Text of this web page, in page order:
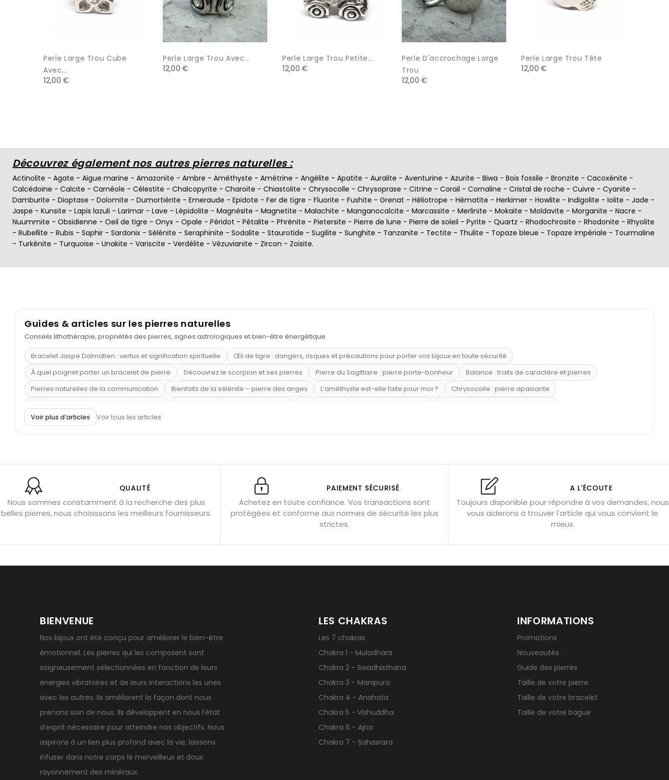
Perle Large Trou Cube
Avec...
12,00 €
Perle Large Trou Avec...
12,00 €
Perle Large Trou Petite...
12,00 €
Perle D'accrochage Large
Trou
12,00 €
Perle Large Trou Tête
12,00 €
Découvrez également nos autres pierres naturelles :
Actinolite - Agate - Aigue marine - Amazonite - Ambre - Améthyste - Amétrine - Angélite - Apatite - Auralite - Aventurine - Azurite - Biwa - Bois fossile - Bronzite - Cacoxénite -
Calcédoine - Calcite - Carnéole - Célestite - Chalcopyrite - Charoïte - Chiastolite - Chrysocolle - Chrysoprase - Citrine - Corail - Cornaline - Cristal de roche - Cuivre - Cyanite -
Damburite - Dioptase - Dolomite - Dumortiérite - Emeraude - Epidote - Fer de tigre - Fluorite - Fushite - Grenat - Héliotrope - Hématite - Herkimer - Howlite - Indigolite - Iolite - Jade -
Jaspe - Kunsite - Lapis lazuli - Larimar - Lave - Lépidolite - Magnésite - Magnetite - Malachite - Manganocalcite - Marcassite - Merlinite - Mokaïte - Moldavite - Morganite - Nacre -
Nuummite - Obsidienne - Oeil de tigre - Onyx - Opale - Péridot - Pétalite - Phrénite - Pietersite - Pierre de lune - Pierre de soleil - Pyrite - Quartz - Rhodochrosite - Rhodonite - Rhyolite
- Rubellite - Rubis - Saphir - Sardonix - Sélénite - Seraphinite - Sodalite - Staurotide - Sugilite - Sunghite - Tanzanite - Tectite - Thulite - Topaze bleue - Topaze impériale - Tourmaline
- Turkénite - Turquoise - Unakite - Variscite - Verdélite - Vézuvianite - Zircon - Zoisite.
Guides & articles sur les pierres naturelles
Conseils lithothérapie, propriétés des pierres, signes astrologiques et bien-être énergétique.
Bracelet Jaspe Dalmatien : vertus et signification spirituelle
Œil de tigre : dangers, risques et précautions pour porter vos bijoux en toute sécurité
À quel poignet porter un bracelet de pierre
Découvrez le scorpion et ses pierres Pierre du Sagittaire : pierre porte-bonheur
Balance : traits de caractère et pierres
Pierres naturelles de la communication
Bienfaits de la sélénite – pierre des anges L’améthyste est-elle faite pour moi ?
Chrysocolle : pierre apaisante
Pierre de lave : propriétés et bienfaits
Obsidienne noire : danger ?
Guide des pierres de protection Associer l’œil de tigre Porter plusieurs bracelets de pierres
Fluorite : pierre la plus colorée
Pierres pour les examens
Pierres anti-déprime Mieux gérer ses émotions Pierres pour l’automne Bijoux de méditation
Bracelets de perles pour homme
Porter l’œil de tigre
Géode d’améthyste géante Pierres naturelles contre le stress Qu’est-ce qu’une gemme ? Signification des pierres de naissance
Voir plus d’articles Voir tous les articles
QUALITÉ
Nous sommes constamment à la recherche des plus
belles pierres, nous choisissons les meilleurs fournisseurs.
PAIEMENT SÉCURISÉ
Achetez en toute confiance. Vos transactions sont
protégées et conforme aux normes de sécurité les plus
strictes.
A L'ÉCOUTE
Toujours disponible pour répondre à vos demandes, nous
vous aiderons à trouver l'article qui vous convient le
mieux.
BIENVENUE
Nos bijoux ont été conçu pour améliorer le bien-être
émotionnel. Les pierres qui les composent sont
soigneusement sélectionnées en fonction de leurs
énergies vibratoires et de leurs interactions les unes
avec les autres. Ils améliorent la façon dont nous
prenons soin de nous. Ils développent en nous l’état
d’esprit nécessaire pour atteindre nos objectifs. Nous
aspirons à un lien plus profond avec la vie, laissons
infuser dans notre corps le merveilleux et doux
rayonnement des minéraux.
LES CHAKRAS
Les 7 chakras
Chakra 1 - Muladhara
Chakra 2 - Swadhisthana
Chakra 3 - Manipura
Chakra 4 - Anahata
Chakra 5 - Vishuddha
Chakra 6 - Ajna
Chakra 7 - Sahasrara
INFORMATIONS
Promotions
Nouveautés
Guide des pierres
Taille de votre pierre
Taille de votre bracelet
Taille de votre bague